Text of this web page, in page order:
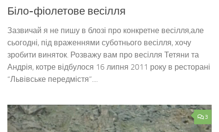
Біло-фіолетове весілля
Зазвичай я не пишу в блозі про конкретне весілля,але
сьогодні, під враженнями суботнього весілля, хочу
зробити виняток. Розважу вам про весілля Тетяни та
Андрія, котре відбулося 16 липня 2011 року в ресторані
“Львівське передмістя”....
3